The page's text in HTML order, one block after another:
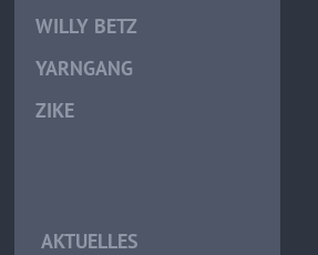
WILLY BETZ
YARNGANG
ZIKE
AKTUELLES